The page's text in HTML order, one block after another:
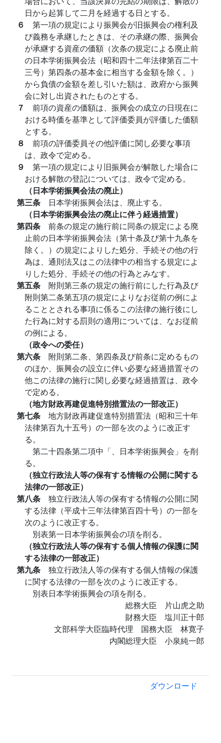
日から起算して二月を経過する日とする。
６ 第一項の規定により振興会が旧振興会の権利及
び義務を承継したときは、その承継の際、振興会
が承継する資産の価額（次条の規定による廃止前
の日本学術振興会法（昭和四十二年法律第百二十
三号）第四条の基本金に相当する金額を除く。）
から負債の金額を差し引いた額は、政府から振興
会に対し出資されたものとする。
７ 前項の資産の価額は、振興会の成立の日現在に
おける時価を基準として評価委員が評価した価額
とする。
８ 前項の評価委員その他評価に関し必要な事項
は、政令で定める。
９ 第一項の規定により旧振興会が解散した場合に
おける解散の登記については、政令で定める。
（日本学術振興会法の廃止）
第三条 日本学術振興会法は、廃止する。
（日本学術振興会法の廃止に伴う経過措置）
第四条 前条の規定の施行前に同条の規定による廃
止前の日本学術振興会法（第十条及び第十九条を
除く。）の規定によりした処分、手続その他の行
為は、通則法又はこの法律中の相当する規定によ
りした処分、手続その他の行為とみなす。
第五条 附則第三条の規定の施行前にした行為及び
附則第二条第五項の規定によりなお従前の例によ
ることとされる事項に係るこの法律の施行後にし
た行為に対する罰則の適用については、なお従前
の例による。
（政令への委任）
第六条 附則第二条、第四条及び前条に定めるもの
のほか、振興会の設立に伴い必要な経過措置その
他この法律の施行に関し必要な経過措置は、政令
で定める。
（地方財政再建促進特別措置法の一部改正）
第七条 地方財政再建促進特別措置法（昭和三十年
法律第百九十五号）の一部を次のように改正す
る。
第二十四条第二項中「、日本学術振興会」を削
る。
（独立行政法人等の保有する情報の公開に関する
法律の一部改正）
第八条 独立行政法人等の保有する情報の公開に関
する法律（平成十三年法律第百四十号）の一部を
次のように改正する。
別表第一日本学術振興会の項を削る。
（独立行政法人等の保有する個人情報の保護に関
する法律の一部改正）
第九条 独立行政法人等の保有する個人情報の保護
に関する法律の一部を次のように改正する。
別表日本学術振興会の項を削る。
総務大臣 片山虎之助
財務大臣 塩川正十郎
文部科学大臣臨時代理 国務大臣 林寛子
内閣総理大臣 小泉純一郎
ダウンロード